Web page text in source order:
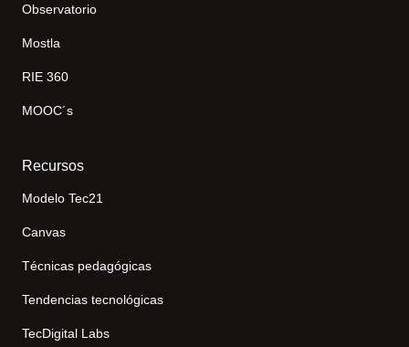
Observatorio
Mostla
RIE 360
MOOC´s
Recursos
Modelo Tec21
Canvas
Técnicas pedagógicas
Tendencias tecnológicas
TecDigital Labs